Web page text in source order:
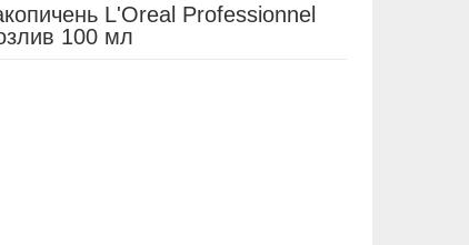
L'Oreal Professionnel
100 мл